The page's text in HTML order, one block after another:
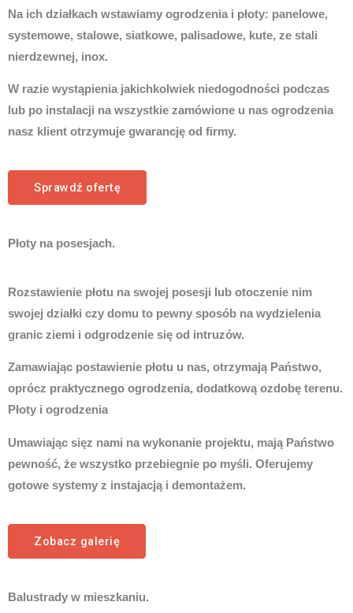
Na ich działkach wstawiamy ogrodzenia i płoty: panelowe,
systemowe, stalowe, siatkowe, palisadowe, kute, ze stali
nierdzewnej, inox.
W razie wystąpienia jakichkolwiek niedogodności podczas
lub po instalacji na wszystkie zamówione u nas ogrodzenia
nasz klient otrzymuje gwarancję od firmy.
Sprawdź ofertę
Płoty na posesjach.
Rozstawienie płotu na swojej posesji lub otoczenie nim
swojej działki czy domu to pewny sposób na wydzielenia
granic ziemi i odgrodzenie się od intruzów.
Zamawiając postawienie płotu u nas, otrzymają Państwo,
oprócz praktycznego ogrodzenia, dodatkową ozdobę terenu.
Płoty i ogrodzenia
Umawiając sięz nami na wykonanie projektu, mają Państwo
pewność, że wszystko przebiegnie po myśli. Oferujemy
gotowe systemy z instajacją i demontażem.
Zobacz galerię
Balustrady w mieszkaniu.